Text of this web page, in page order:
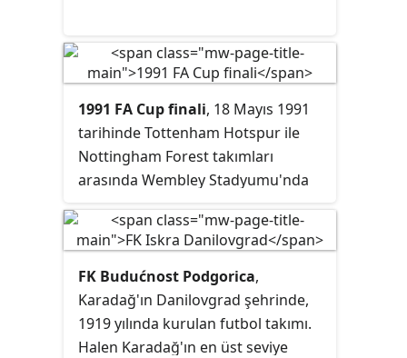
1991 FA Cup finali, 18 Mayıs 1991
tarihinde Tottenham Hotspur ile
Nottingham Forest takımları
arasında Wembley Stadyumu'nda
Tottenham Hotspur rakibini 2-1
mağlup ederek sekizinci defa
kupayı müzesine götürdü.
FK Budućnost Podgorica,
Karadağ'ın Danilovgrad şehrinde,
1919 yılında kurulan futbol takımı.
Halen Karadağ'ın en üst seviye